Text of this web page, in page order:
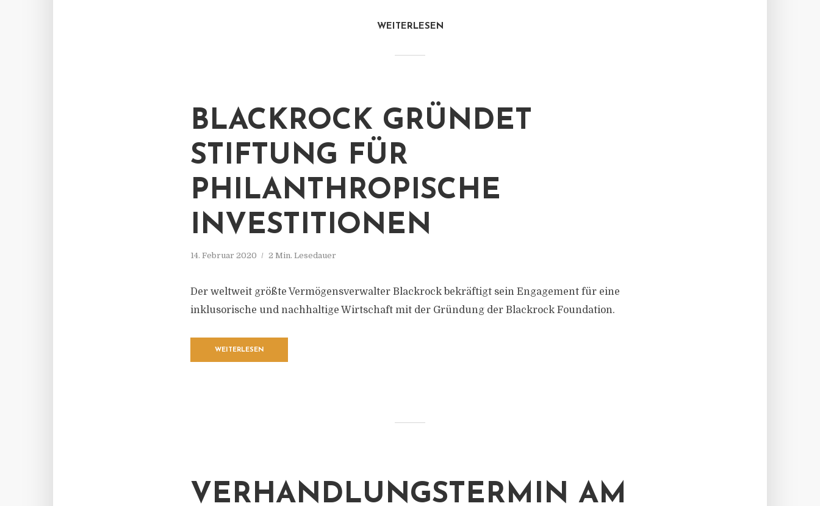
WEITERLESEN
BLACKROCK GRÜNDET
STIFTUNG FÜR
PHILANTHROPISCHE
INVESTITIONEN
14. Februar 2020 2 Min. Lesedauer
Der weltweit größte Vermögensverwalter Blackrock bekräftigt sein Engagement für eine
inklusorische und nachhaltige Wirtschaft mit der Gründung der Blackrock Foundation.
WEITERLESEN
VERHANDLUNGSTERMIN AM